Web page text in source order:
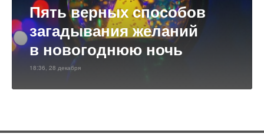
Пять верных способов
загадывания желаний
в новогоднюю ночь
18:36, 28 декабря